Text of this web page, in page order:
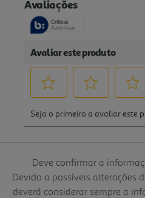
Deve confirmar a
Devido a possíveis alterações
deverá considerar sempre a